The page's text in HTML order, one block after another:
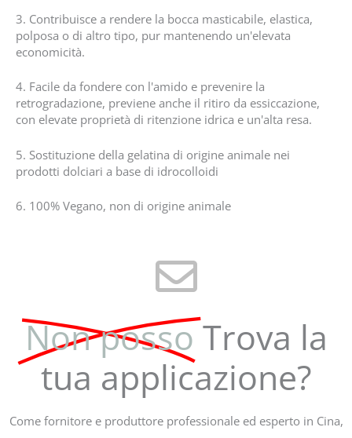
3. Contribuisce a rendere la bocca masticabile, elastica,
polposa o di altro tipo, pur mantenendo un'elevata
economicità.
4. Facile da fondere con l'amido e prevenire la
retrogradazione, previene anche il ritiro da essiccazione,
con elevate proprietà di ritenzione idrica e un'alta resa.
5. Sostituzione della gelatina di origine animale nei
prodotti dolciari a base di idrocolloidi
6. 100% Vegano, non di origine animale
Non posso Trova la
tua applicazione?
Come fornitore e produttore professionale ed esperto in Cina,